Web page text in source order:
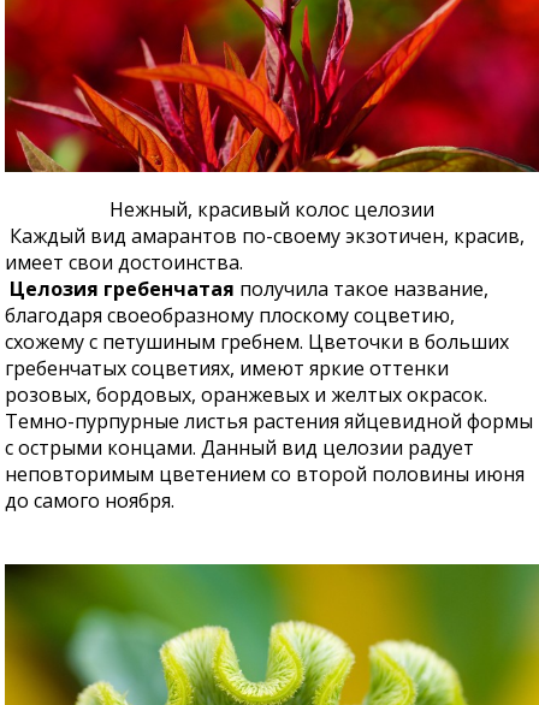
Нежный, красивый колос целозии
Каждый вид амарантов по-своему экзотичен, красив,
имеет свои достоинства.
Целозия гребенчатая получила такое название,
благодаря своеобразному плоскому соцветию,
схожему с петушиным гребнем. Цветочки в больших
гребенчатых соцветиях, имеют яркие оттенки
розовых, бордовых, оранжевых и желтых окрасок.
Темно-пурпурные листья растения яйцевидной формы
с острыми концами. Данный вид целозии радует
неповторимым цветением со второй половины июня
до самого ноября.